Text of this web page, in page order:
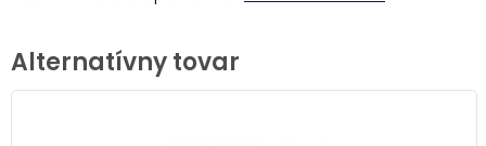
Alternatívny tovar